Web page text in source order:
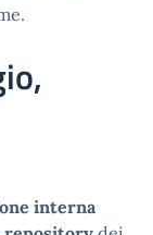
interna